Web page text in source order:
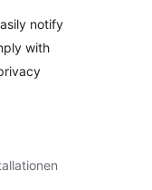
notify
with